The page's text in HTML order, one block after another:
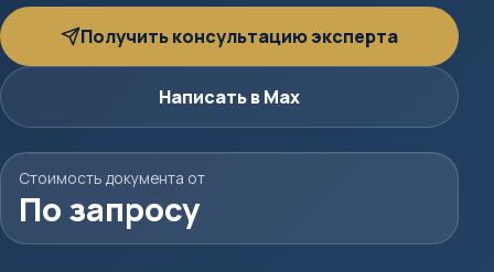
Получить консультацию эксперта
Написать в Max
Стоимость документа от
По запросу